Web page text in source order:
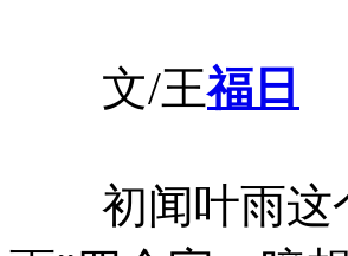
文/王福日
初闻叶雨这个